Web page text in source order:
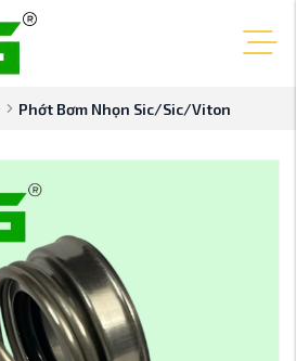
Phớt Bơm Nhọn Sic/Sic/Viton